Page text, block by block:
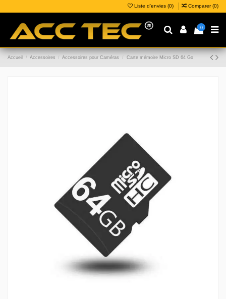
Liste d'envies (0) Comparer (0)
0
Accueil Accessoires Accessoires pour Caméras Carte mémoire Micro SD 64 Go